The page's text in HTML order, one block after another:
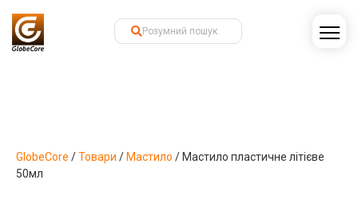
GlobeCore /Товари / Мастило / Мастило пластичне літієве
50мл